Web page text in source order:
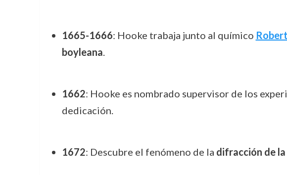
1665-1666: Hooke trabaja junto al químico
boyleana.
1662: Hooke es nombrado supervisor de los
dedicación.
1672: Descubre el fenómeno de la difracción de la